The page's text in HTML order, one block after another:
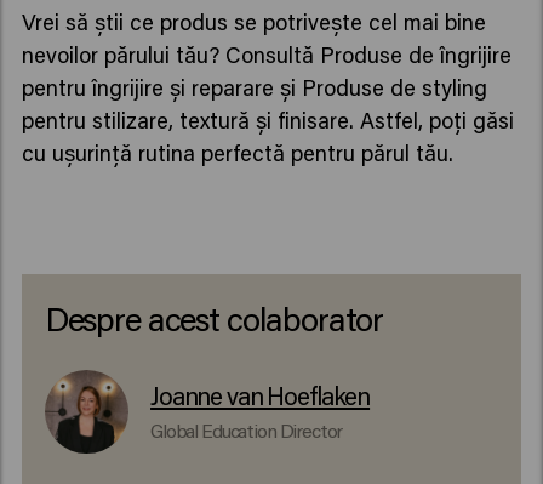
Vrei să știi ce produs se potrivește cel mai bine
nevoilor părului tău? Consultă Produse de îngrijire
pentru îngrijire și reparare și Produse de styling
pentru stilizare, textură și finisare. Astfel, poți găsi
cu ușurință rutina perfectă pentru părul tău.
Despre acest colaborator
Joanne van Hoeflaken
Global Education Director